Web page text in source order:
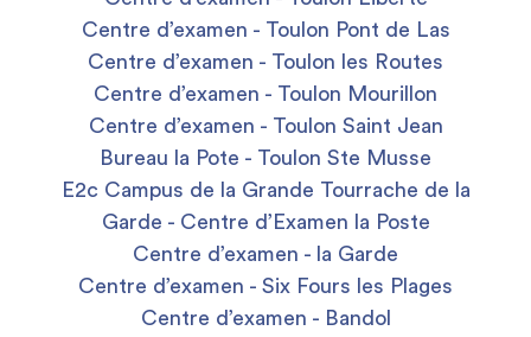
Centre d’examen - Toulon Pont de Las
Centre d’examen - Toulon les Routes
Centre d’examen - Toulon Mourillon
Centre d’examen - Toulon Saint Jean
Bureau la Pote - Toulon Ste Musse
E2c Campus de la Grande Tourrache de la
Garde - Centre d’Examen la Poste
Centre d’examen - la Garde
Centre d’examen - Six Fours les Plages
Centre d’examen - Bandol